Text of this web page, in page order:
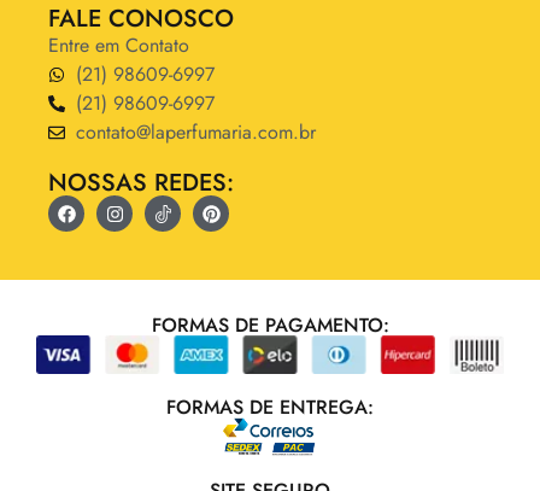
FALE CONOSCO
Entre em Contato
(21) 98609-6997
(21) 98609-6997
contato@laperfumaria.com.br
NOSSAS REDES:
FORMAS DE PAGAMENTO:
FORMAS DE ENTREGA: